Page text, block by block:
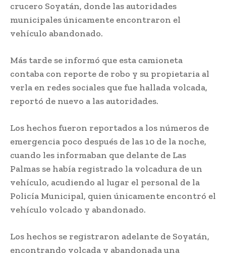
crucero Soyatán, donde las autoridades
municipales únicamente encontraron el
vehículo abandonado.
Más tarde se informó que esta camioneta
contaba con reporte de robo y su propietaria al
verla en redes sociales que fue hallada volcada,
reportó de nuevo a las autoridades.
Los hechos fueron reportados a los números de
emergencia poco después de las 10 de la noche,
cuando les informaban que delante de Las
Palmas se había registrado la volcadura de un
vehículo, acudiendo al lugar el personal de la
Policía Municipal, quien únicamente encontró el
vehículo volcado y abandonado.
Los hechos se registraron adelante de Soyatán,
encontrando volcada y abandonada una